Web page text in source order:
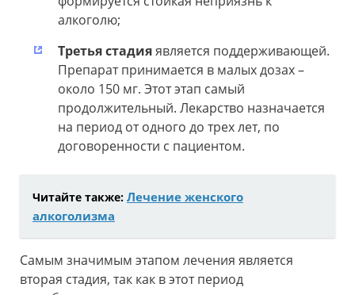
алкоголю;
Третья стадияявляется поддерживающей.
Препарат принимается в малых дозах –
около 150 мг. Этот этап самый
продолжительный. Лекарство назначается
на период от одного до трех лет, по
договоренности с пациентом.
Читайте также: Лечение женского
алкоголизма
Самым значимым этапом лечения является
вторая стадия, так как в этот период